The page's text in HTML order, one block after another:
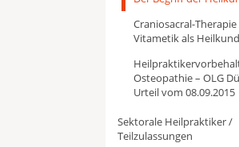
Craniosacral-
Vitametik als
Osteopathie – OLG
Urteil vom 08.09.2015
Sektorale Heilpraktiker /
Teilzulassungen